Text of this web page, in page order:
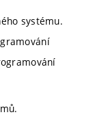
systému.